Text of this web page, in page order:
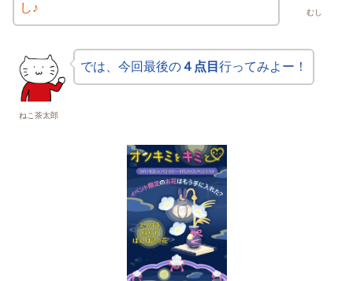
むし
し♪
ねこ茶太郎
では、今回最後の４点目 行ってみよー！